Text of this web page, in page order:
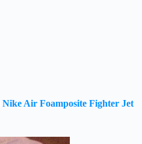
Nike Air Foamposite Fighter Jet